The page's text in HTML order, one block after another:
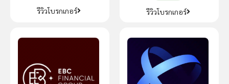
รีวิวโบรกเกอร์ รีวิวโบรกเกอร์